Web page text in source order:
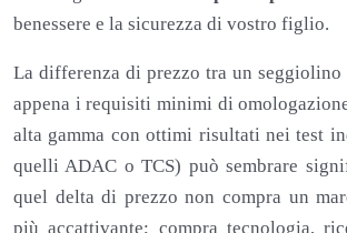
benessere e la sicurezza di vostro figlio.
La differenza di prezzo tra un seggiolino
appena i requisiti minimi di
alta gamma con ottimi risultati nei test
quelli ADAC o TCS) può sembrare
quel delta di prezzo non compra un
più accattivante; compra tecnologia,